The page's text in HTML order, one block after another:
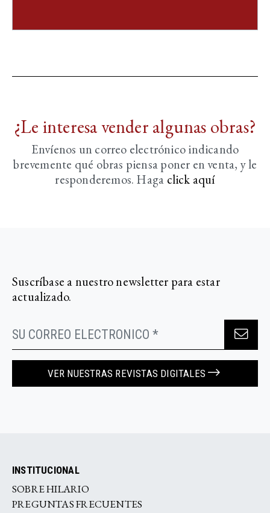
¿Le interesa vender algunas obras?
Envíenos un correo electrónico indicando
brevemente qué obras piensa poner en venta, y le
responderemos. Haga click aquí­
Suscríbase a nuestro newsletter para estar
actualizado.
VER NUESTRAS REVISTAS DIGITALES
INSTITUCIONAL
SOBRE HILARIO
PREGUNTAS FRECUENTES